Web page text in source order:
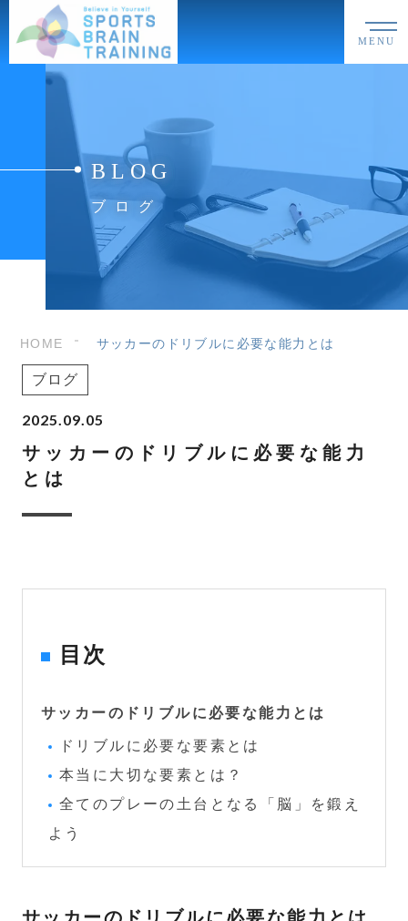
MENU
BLOG
ブログ
HOME サッカーのドリブルに必要な能力とは
ブログ
2025.09.05
サッカーのドリブルに必要な能力
とは
目次
サッカーのドリブルに必要な能力とは
ドリブルに必要な要素とは
本当に大切な要素とは？
全てのプレーの土台となる「脳」を鍛え
よう